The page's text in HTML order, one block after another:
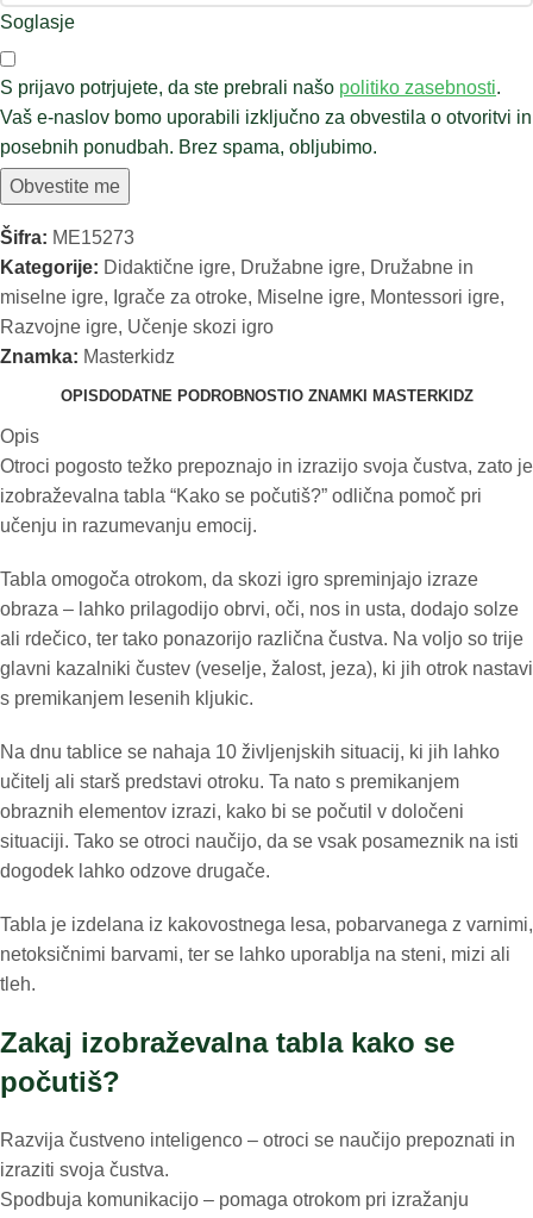
Soglasje
S prijavo potrjujete, da ste prebrali našo politiko zasebnosti.
Vaš e-naslov bomo uporabili izključno za obvestila o otvoritvi in
posebnih ponudbah. Brez spama, obljubimo.
Obvestite me
Šifra: ME15273
Kategorije: Didaktične igre, Družabne igre, Družabne in
miselne igre, Igrače za otroke, Miselne igre, Montessori igre,
Razvojne igre, Učenje skozi igro
Znamka: Masterkidz
OPIS DODATNE PODROBNOSTI O ZNAMKI MASTERKIDZ
Opis
Otroci pogosto težko prepoznajo in izrazijo svoja čustva, zato je
izobraževalna tabla “Kako se počutiš?” odlična pomoč pri
učenju in razumevanju emocij.
Tabla omogoča otrokom, da skozi igro spreminjajo izraze
obraza – lahko prilagodijo obrvi, oči, nos in usta, dodajo solze
ali rdečico, ter tako ponazorijo različna čustva. Na voljo so trije
glavni kazalniki čustev (veselje, žalost, jeza), ki jih otrok nastavi
s premikanjem lesenih kljukic.
Na dnu tablice se nahaja 10 življenjskih situacij, ki jih lahko
učitelj ali starš predstavi otroku. Ta nato s premikanjem
obraznih elementov izrazi, kako bi se počutil v določeni
situaciji. Tako se otroci naučijo, da se vsak posameznik na isti
dogodek lahko odzove drugače.
Tabla je izdelana iz kakovostnega lesa, pobarvanega z varnimi,
netoksičnimi barvami, ter se lahko uporablja na steni, mizi ali
tleh.
Zakaj izobraževalna tabla kako se
počutiš?
Razvija čustveno inteligenco – otroci se naučijo prepoznati in
izraziti svoja čustva.
Spodbuja komunikacijo – pomaga otrokom pri izražanju